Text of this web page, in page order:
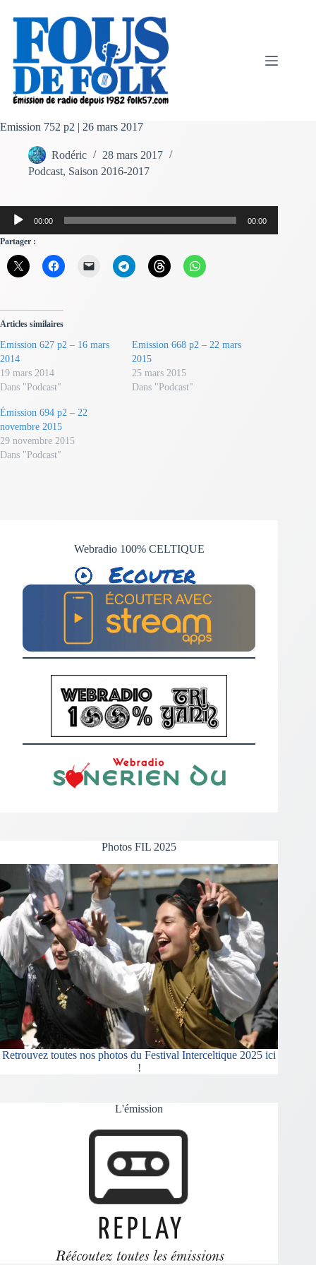
Emission 752 p2 | 26 mars 2017
Rodéric
28 mars 2017
Podcast, Saison 2016-2017
Lecteur
audio
00:00 00:00
Partager :
Articles similaires
Emission 627 p2 – 16 mars
2014
19 mars 2014
Dans "Podcast"
Emission 668 p2 – 22 mars
2015
25 mars 2015
Dans "Podcast"
Émission 694 p2 – 22
novembre 2015
29 novembre 2015
Dans "Podcast"
Webradio 100% CELTIQUE
Photos FIL 2025
Retrouvez toutes nos photos du Festival Interceltique 2025 ici
!
L'émission